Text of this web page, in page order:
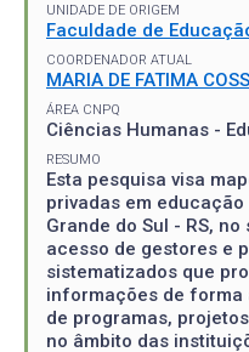
UNIDADE DE ORIGEM
Faculdade de
COORDENADOR ATUAL
MARIA DE FATIMA
ÁREA CNPQ
Ciências Humanas -
RESUMO
Esta pesquisa visa
privadas em
Grande do Sul - RS,
acesso de gestores e
sistematizados que
informações de forma
de programas,
no âmbito das